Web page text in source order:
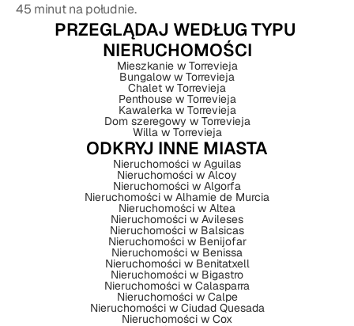
45 minut na południe.
PRZEGLĄDAJ WEDŁUG TYPU
NIERUCHOMOŚCI
Mieszkanie w Torrevieja
Bungalow w Torrevieja
Chalet w Torrevieja
Penthouse w Torrevieja
Kawalerka w Torrevieja
Dom szeregowy w Torrevieja
Willa w Torrevieja
ODKRYJ INNE MIASTA
Nieruchomości w Aguilas
Nieruchomości w Alcoy
Nieruchomości w Algorfa
Nieruchomości w Alhamie de Murcia
Nieruchomości w Altea
Nieruchomości w Avileses
Nieruchomości w Balsicas
Nieruchomości w Benijofar
Nieruchomości w Benissa
Nieruchomości w Benitatxell
Nieruchomości w Bigastro
Nieruchomości w Calasparra
Nieruchomości w Calpe
Nieruchomości w Ciudad Quesada
Nieruchomości w Cox